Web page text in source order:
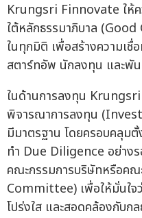
Krungsri Finnovate ให้
ใต้หลักธรรมาภิบาล (Good
ในทุกมิติ เพื่อสร้างความเชื่
สตาร์ทอัพ นักลงทุน และพั
ในด้านการลงทุน
พิจารณาการลงทุน
มีมาตรฐาน โดยครอบคลุม
ทำ Due Diligence อย่าง
คณะกรรมการบริษัทหรือค
Committee) เพื่อให้มั่นใจ
โปร่งใส และสอดคล้องกับก